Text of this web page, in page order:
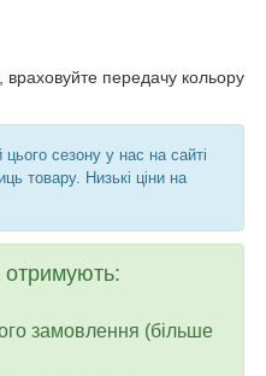
враховуйте передачу кольору
сезону у нас на сайті
товару. Низькі ціни на
отримують:
замовлення (більше